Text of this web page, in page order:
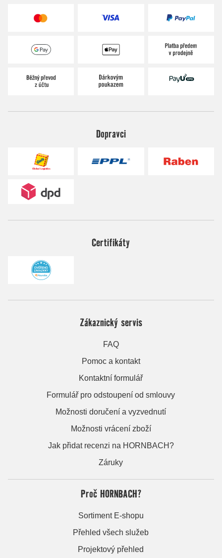
Dopravci
Certifikáty
Zákaznický servis
FAQ
Pomoc a kontakt
Kontaktní formulář
Formulář pro odstoupení od smlouvy
Možnosti doručení a vyzvednutí
Možnosti vrácení zboží
Jak přidat recenzi na HORNBACH?
Záruky
Proč HORNBACH?
Sortiment E-shopu
Přehled všech služeb
Projektový přehled